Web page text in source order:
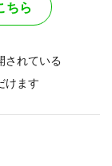
ちら
されている
けます